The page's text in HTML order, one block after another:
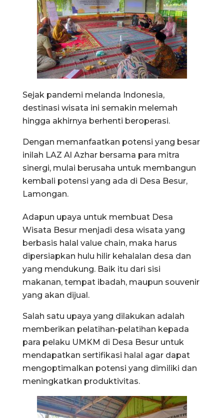
Sejak pandemi melanda Indonesia,
destinasi wisata ini semakin melemah
hingga akhirnya berhenti beroperasi.
Dengan memanfaatkan potensi yang besar
inilah LAZ Al Azhar bersama para mitra
sinergi, mulai berusaha untuk membangun
kembali potensi yang ada di Desa Besur,
Lamongan.
Adapun upaya untuk membuat Desa
Wisata Besur menjadi desa wisata yang
berbasis halal value chain, maka harus
dipersiapkan hulu hilir kehalalan desa dan
yang mendukung. Baik itu dari sisi
makanan, tempat ibadah, maupun souvenir
yang akan dijual.
Salah satu upaya yang dilakukan adalah
memberikan pelatihan-pelatihan kepada
para pelaku UMKM di Desa Besur untuk
mendapatkan sertifikasi halal agar dapat
mengoptimalkan potensi yang dimiliki dan
meningkatkan produktivitas.